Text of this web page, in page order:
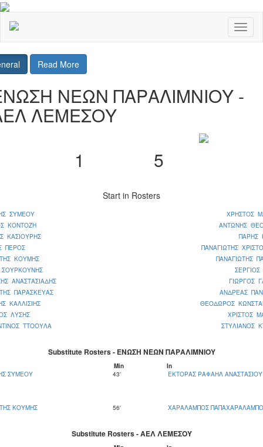
Read More
ΝΕΩΝ ΠΑΡΑΛΙΜΝΙΟΥ -
ΛΕΜΕΣΟΥ
1
5
Start in Rosters
ΣΥΜΕΟΥ
ΚΟΝΤΟΖΗ
ΚΑΣΙΟΥΡΗΣ
ΠΕΡΟΣ
ΚΟΥΜΗΣ
ΑΝΑΣΤΑΣΙΑΔΗΣ
ΠΑΡΑΣΚΕΥΑΣ
ΚΑΛΛΙΣΙΗΣ
ΛΥΣΗΣ
ΤΤΟΟΥΛΑ
ΧΡΗΣΤΟΣ
ΑΝΤΩΝΗΣ
ΠΑΡΗΣ
ΠΑΝΑΓΙΩΤΗΣ
ΠΑΝΑΓΙΩΤΗΣ
ΣΕΡΓΙΟΣ
ΓΙΩΡΓΟΣ
ΑΝΔΡΕΑΣ
ΘΕΟΔΩΡΟΣ
ΧΡΙΣΤΟΣ
ΣΤΥΛΙΑΝΟΣ
Substitute Rosters - ΕΝΩΣΗ ΝΕΩΝ ΠΑΡΑΛΙΜΝΙΟΥ
Μin
In
ΣΥΜΕΟΥ
43' ΕΚΤΟΡΑΣ ΡΑΦΑΗΛ ΑΝΑΣΤΑΣΙΟΥ
ΚΟΥΜΗΣ 56' ΧΑΡΑΛΑΜΠΟΣ
Substitute Rosters - ΑΕΛ ΛΕΜΕΣΟΥ